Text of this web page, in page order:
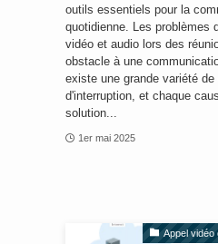
outils essentiels pour la
quotidienne. Les problèmes
vidéo et audio lors des
obstacle à une
existe une grande variété de
d'interruption, et chaque
solution...
1er mai 2025
Appel vidéo